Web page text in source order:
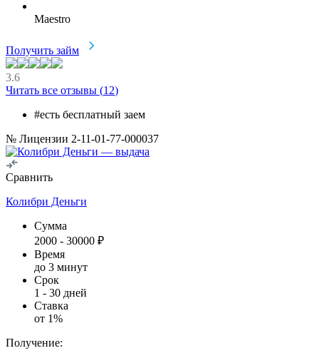
Maestro
Получить займ
3.6
Читать все отзывы (12)
#есть бесплатный заем
№ Лицензии 2-11-01-77-000037
Сравнить
Колибри Деньги
Сумма
2000 - 30000 ₽
Время
до 3 минут
Срок
1 - 30 дней
Ставка
от 1%
Получение: